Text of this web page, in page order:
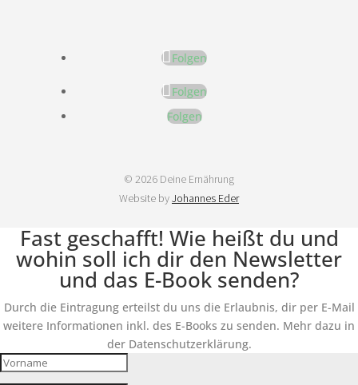
Folgen
Folgen
Folgen
© 2026 Deine Ernährung
Website byJohannes Eder
Fast geschafft! Wie heißt du und
wohin soll ich dir den Newsletter
und das E-Book senden?
Durch die Eintragung erteilst du uns die Erlaubnis, dir per E-Mail
weitere Informationen inkl. des E-Books zu senden. Mehr dazu in
der Datenschutzerklärung.